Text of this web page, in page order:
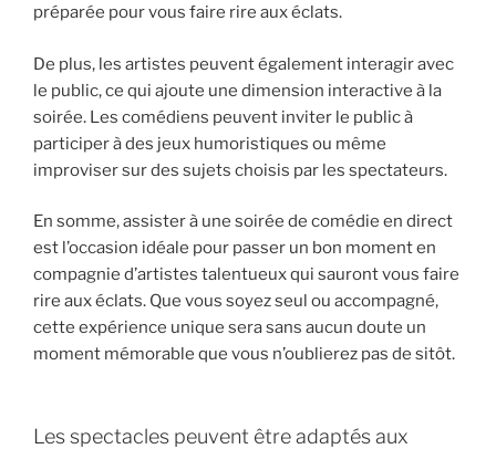
préparée pour vous faire rire aux éclats.
De plus, les artistes peuvent également interagir avec
le public, ce qui ajoute une dimension interactive à la
soirée. Les comédiens peuvent inviter le public à
participer à des jeux humoristiques ou même
improviser sur des sujets choisis par les spectateurs.
En somme, assister à une soirée de comédie en direct
est l’occasion idéale pour passer un bon moment en
compagnie d’artistes talentueux qui sauront vous faire
rire aux éclats. Que vous soyez seul ou accompagné,
cette expérience unique sera sans aucun doute un
moment mémorable que vous n’oublierez pas de sitôt.
Les spectacles peuvent être adaptés aux